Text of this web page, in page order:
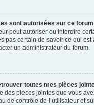
sont autorisées sur ce
peut autoriser ou interdire
pas certain de savoir ce qui
un administrateur du forum.
toutes mes pièces
des pièces jointes que vous
de contrôle de l’utilisateur et